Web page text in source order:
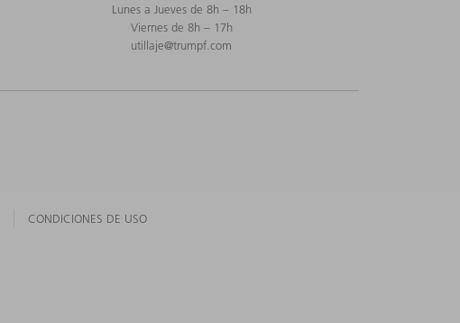
Lunes a Jueves de 8h – 18h
Viernes de 8h – 17h
utillaje@trumpf.com
CONDICIONES DE USO